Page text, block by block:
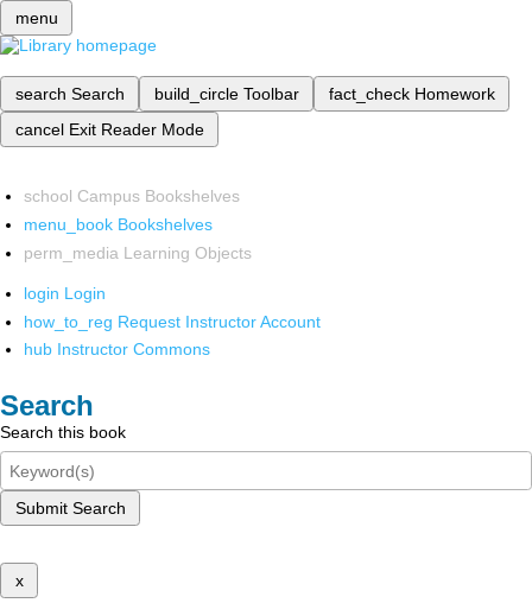
menu
search Search build_circle Toolbar fact_check Homework
cancel Exit Reader Mode
school Campus Bookshelves
menu_book Bookshelves
perm_media Learning Objects
login Login
how_to_reg Request Instructor Account
hub Instructor Commons
Search
Search this book
Submit Search
x